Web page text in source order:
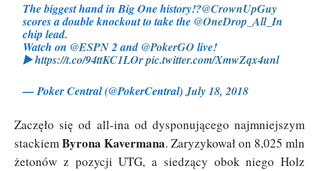
The biggest hand in Big One history!?@CrownUpGuy
scores a double knockout to take the @OneDrop_All_In
chip lead.
Watch on @ESPN2 and@PokerGO live!
▶️https://t.co/94ttKC1LOrpic.twitter.com/XmwZqx4unl
— Poker Central (@PokerCentral)July 18, 2018
Zaczęło się od all-ina od dysponującego najmniejszym
stackiemByrona Kavermana. Zaryzykował on 8,025 mln
żetonów z pozycji UTG, a siedzący obok niego Holz